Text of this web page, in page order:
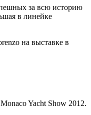
за всю историю
в линейке
на выставке в
Yacht Show 2012.